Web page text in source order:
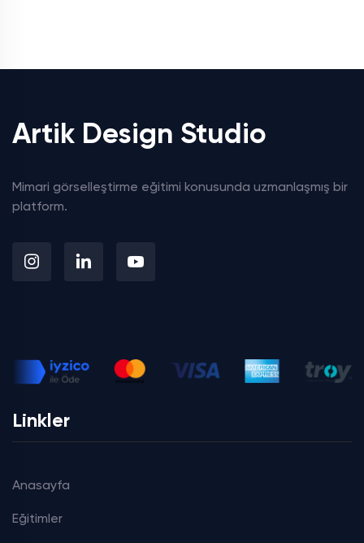
Artik Design Studio
Mimari görselleştirme eğitimi konusunda uzmanlaşmış bir
platform.
Linkler
Anasayfa
Eğitimler